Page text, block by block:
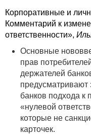
Корпоративные и
Комментарий к
ответственности»,
Основные
прав
держателей
предусматривают
банков подхода к
«нулевой
которые не
карточек.